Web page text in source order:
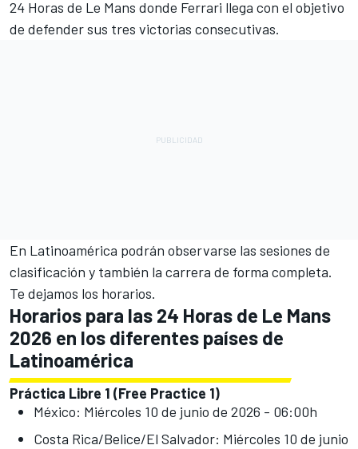
24 Horas de Le Mans donde Ferrari llega con el objetivo
de defender sus tres victorias consecutivas.
En Latinoamérica podrán observarse las sesiones de
clasificación y también la carrera de forma completa.
Te dejamos los horarios.
Horarios para las 24 Horas de Le Mans
2026 en los diferentes países de
Latinoamérica
Práctica Libre 1 (Free Practice 1)
México: Miércoles 10 de junio de 2026 - 06:00h
Costa Rica/Belice/El Salvador: Miércoles 10 de junio